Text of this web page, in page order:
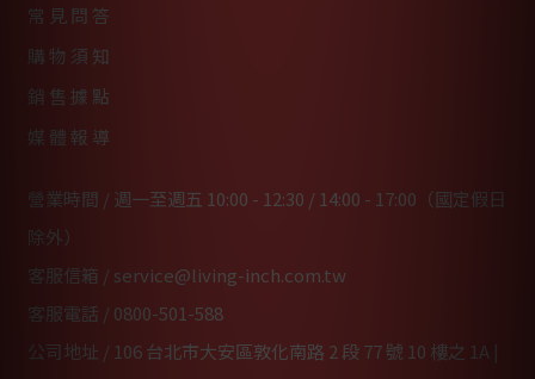
常見問答
購物須知
銷售據點
媒體報導
營業時間 / 週一至週五 10:00 - 12:30 / 14:00 - 17:00（國定假日
除外）
客服信箱 / service@living-inch.com.tw
客服電話 / 0800-501-588
公司地址 / 106 台北市大安區敦化南路 2 段 77 號 10 樓之 1A |